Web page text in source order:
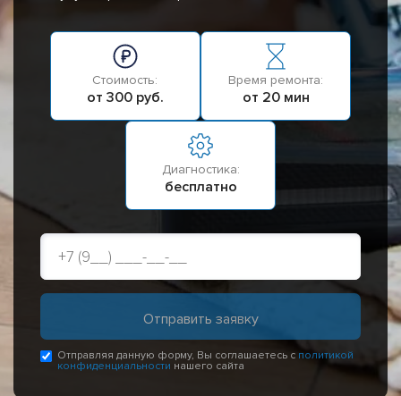
Стоимость:
от 300 руб.
Время ремонта:
от 20 мин
Диагностика:
бесплатно
Отправляя данную форму, Вы соглашаетесь с политикой
конфиденциальности нашего сайта